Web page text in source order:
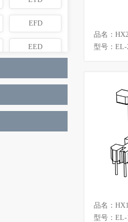
EFD
EED
品名：
型号：EL-
品名：
型号：EL-